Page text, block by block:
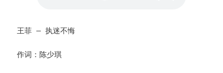
王菲 – 执迷不悔
作词：陈少琪